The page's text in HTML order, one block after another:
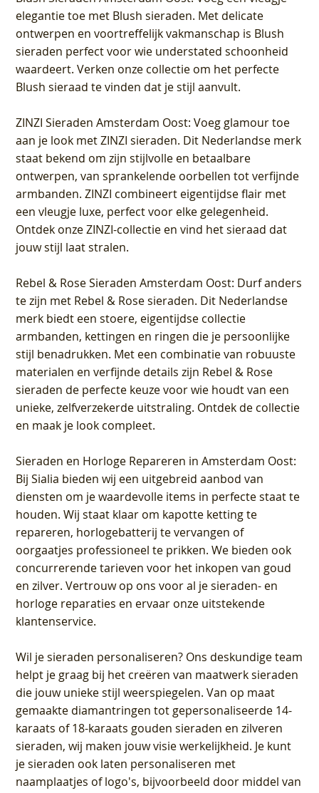
elegantie toe met Blush sieraden. Met delicate
ontwerpen en voortreffelijk vakmanschap is Blush
sieraden perfect voor wie understated schoonheid
waardeert. Verken onze collectie om het perfecte
Blush sieraad te vinden dat je stijl aanvult.
ZINZI Sieraden Amsterdam Oost: Voeg glamour toe
aan je look met ZINZI sieraden. Dit Nederlandse merk
staat bekend om zijn stijlvolle en betaalbare
ontwerpen, van sprankelende oorbellen tot verfijnde
armbanden. ZINZI combineert eigentijdse flair met
een vleugje luxe, perfect voor elke gelegenheid.
Ontdek onze ZINZI-collectie en vind het sieraad dat
jouw stijl laat stralen.
Rebel & Rose Sieraden Amsterdam Oost: Durf anders
te zijn met Rebel & Rose sieraden. Dit Nederlandse
merk biedt een stoere, eigentijdse collectie
armbanden, kettingen en ringen die je persoonlijke
stijl benadrukken. Met een combinatie van robuuste
materialen en verfijnde details zijn Rebel & Rose
sieraden de perfecte keuze voor wie houdt van een
unieke, zelfverzekerde uitstraling. Ontdek de collectie
en maak je look compleet.
Sieraden en Horloge Repareren in Amsterdam Oost:
Bij Sialia bieden wij een uitgebreid aanbod van
diensten om je waardevolle items in perfecte staat te
houden. Wij staat klaar om kapotte ketting te
repareren, horlogebatterij te vervangen of
oorgaatjes professioneel te prikken. We bieden ook
concurrerende tarieven voor het inkopen van goud
en zilver. Vertrouw op ons voor al je sieraden- en
horloge reparaties en ervaar onze uitstekende
klantenservice.
Wil je sieraden personaliseren? Ons deskundige team
helpt je graag bij het creëren van maatwerk sieraden
die jouw unieke stijl weerspiegelen. Van op maat
gemaakte diamantringen tot gepersonaliseerde 14-
karaats of 18-karaats gouden sieraden en zilveren
sieraden, wij maken jouw visie werkelijkheid. Je kunt
je sieraden ook laten personaliseren met
naamplaatjes of logo's, bijvoorbeeld door middel van